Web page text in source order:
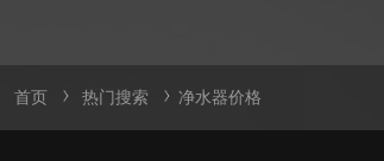
首页 热门搜索 净水器价格